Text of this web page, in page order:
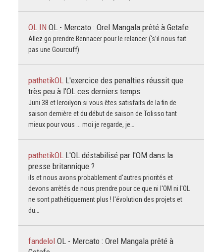
OL IN OL - Mercato : Orel Mangala prêté à Getafe
Allez go prendre Bennacer pour le relancer (‘s’il nous fait
pas une Gourcuff)
pathetikOL L'exercice des penalties réussit que
très peu à l'OL ces derniers temps
Juni 38 et leroilyon si vous êtes satisfaits de la fin de
saison dernière et du début de saison de Tolisso tant
mieux pour vous ... moi je regarde, je…
pathetikOL L'OL déstabilisé par l'OM dans la
presse britannique ?
ils et nous avons probablement d'autres priorités et
devons arrêtés de nous prendre pour ce que ni l'OM ni l'OL
ne sont pathétiquement plus ! l'évolution des projets et
du…
fandelol OL - Mercato : Orel Mangala prêté à